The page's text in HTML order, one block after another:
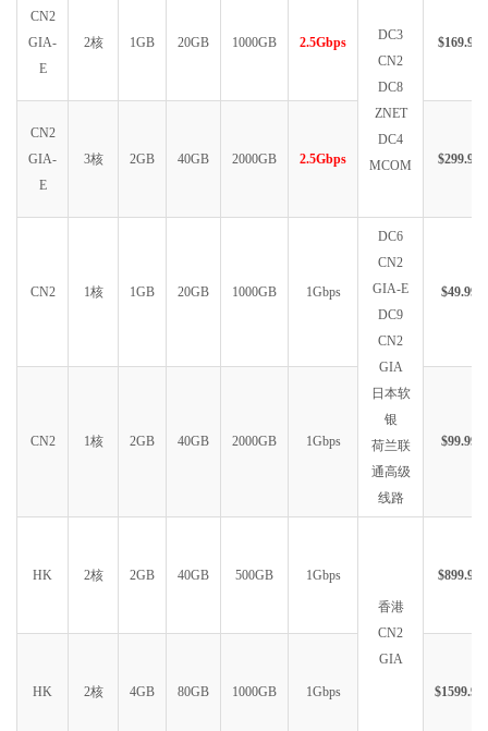
CN2
GIA-
E
2核 1GB 20GB 1000GB 2.5Gbps
DC3
CN2
DC8
ZNET
DC4
MCOM
$169.99
CN2
GIA-
E
3核 2GB 40GB 2000GB 2.5Gbps $299.99
CN2 1核 1GB 20GB 1000GB 1Gbps
DC6
CN2
GIA-E
DC9
CN2
GIA
日本软
银
荷兰联
通高级
线路
$49.99
CN2 1核 2GB 40GB 2000GB 1Gbps $99.99
HK 2核 2GB 40GB 500GB 1Gbps
香港
CN2
GIA
$899.99
HK 2核 4GB 80GB 1000GB 1Gbps $1599.99